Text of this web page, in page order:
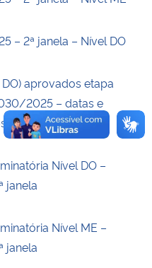
– 2ª janela – Nível DO
aprovados etapa
2025 – datas e
Nível DO –
janela
Nível ME –
janela